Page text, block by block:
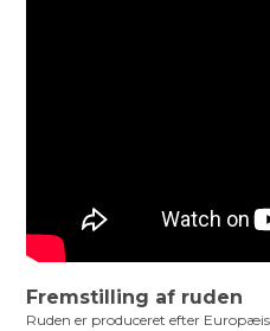
Fremstilling af ruden
Ruden er produceret efter